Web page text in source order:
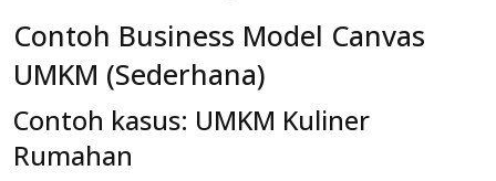
Contoh Business Model Canvas
UMKM (Sederhana)
Contoh kasus: UMKM Kuliner
Rumahan